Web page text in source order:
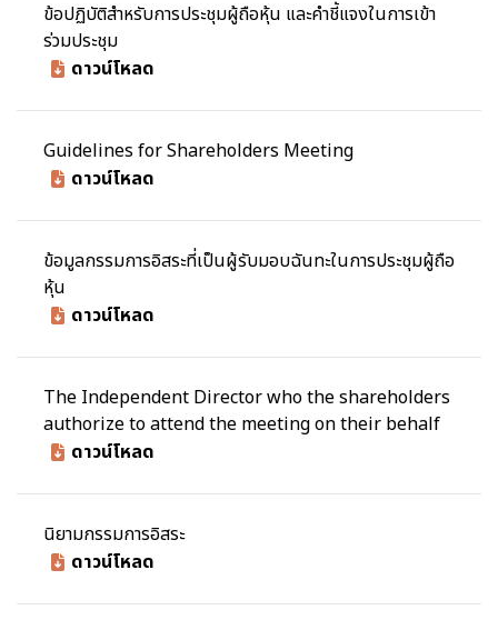
ข้อปฏิบัติสำหรับการประชุมผู้ถือหุ้น และคำชี้แจงในการเข้า
ร่วมประชุม
ดาวน์โหลด
Guidelines for Shareholders Meeting
ดาวน์โหลด
ข้อมูลกรรมการอิสระที่เป็นผู้รับมอบฉันทะในการประชุมผู้ถือ
หุ้น
ดาวน์โหลด
The Independent Director who the shareholders
authorize to attend the meeting on their behalf
ดาวน์โหลด
นิยามกรรมการอิสระ
ดาวน์โหลด